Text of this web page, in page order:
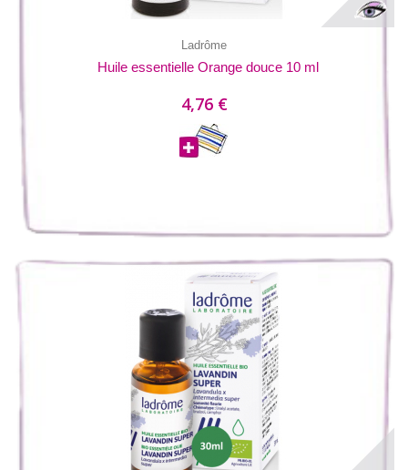
Ladrôme
Huile essentielle Orange douce 10 ml
4,76 €